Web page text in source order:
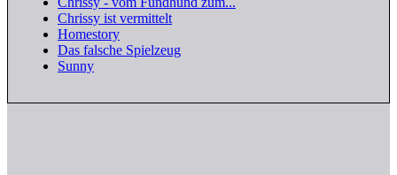
Chrissy ist vermittelt
Homestory
Das falsche Spielzeug
Sunny